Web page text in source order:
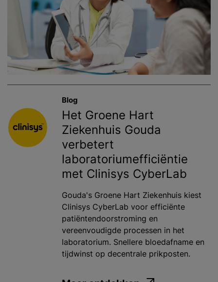
Blog
Het Groene Hart
Ziekenhuis Gouda
verbetert
laboratoriumefficiëntie
met Clinisys CyberLab
Gouda's Groene Hart Ziekenhuis kiest
Clinisys CyberLab voor efficiënte
patiëntendoorstroming en
vereenvoudigde processen in het
laboratorium. Snellere bloedafname en
tijdwinst op decentrale prikposten.